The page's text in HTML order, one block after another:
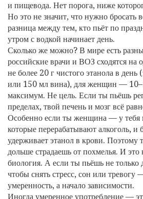
и пищевода. Нет порога, ниже
Но это не значит, что нужно бросать
разница между тем, кто пьёт по
утром с водкой начинает день.
Сколько же можно? В мире есть
российские врачи и ВОЗ сходятся
не более 20 г чистого этанола в день
или 150 мл вина), для женщин —
максимум. Не цель. Если ты пьёшь
пределах, твой печень и мозг всё
Особенно если ты женщина — у тебя
которые перерабатывают алкоголь,
удерживает этанол в крови. Поэтому
дольше страдаешь от похмелья. И
биология. А если ты пьёшь не только
чтобы снять стресс, сон или тревогу
умеренность, а начало зависимости.
Иногда умеренное употребление —